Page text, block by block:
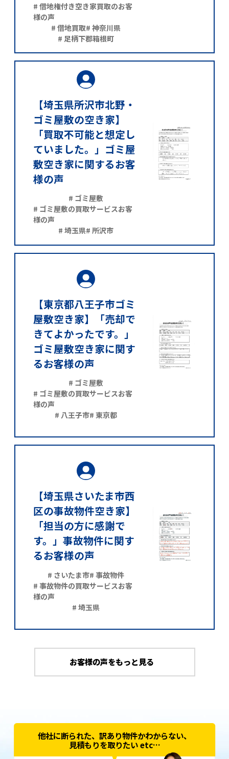
# 借地権付き空き家買取のお客
様の声
# 借地買取# 神奈川県
# 足柄下郡箱根町
【埼玉県所沢市北野・
ゴミ屋敷の空き家】
「買取不可能と想定し
ていました。」ゴミ屋
敷空き家に関するお客
様の声
# ゴミ屋敷
# ゴミ屋敷の買取サービスお客
様の声
# 埼玉県# 所沢市
【東京都八王子市ゴミ
屋敷空き家】「売却で
きてよかったです。」
ゴミ屋敷空き家に関す
るお客様の声
# ゴミ屋敷
# ゴミ屋敷の買取サービスお客
様の声
# 八王子市# 東京都
【埼玉県さいたま市西
区の事故物件空き家】
「担当の方に感謝で
す。」事故物件に関す
るお客様の声
# さいたま市# 事故物件
# 事故物件の買取サービスお客
様の声
# 埼玉県
お客様の声をもっと見る
他社に断られた、訳あり物件かわからない、
見積もりを取りたい etc…